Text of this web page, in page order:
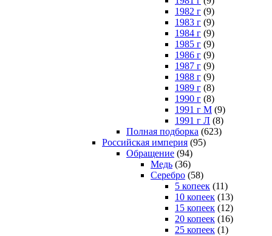
1982 г (9)
1983 г (9)
1984 г (9)
1985 г (9)
1986 г (9)
1987 г (9)
1988 г (9)
1989 г (8)
1990 г (8)
1991 г М (9)
1991 г Л (8)
Полная подборка (623)
Российская империя (95)
Обращение (94)
Медь (36)
Серебро (58)
5 копеек (11)
10 копеек (13)
15 копеек (12)
20 копеек (16)
25 копеек (1)